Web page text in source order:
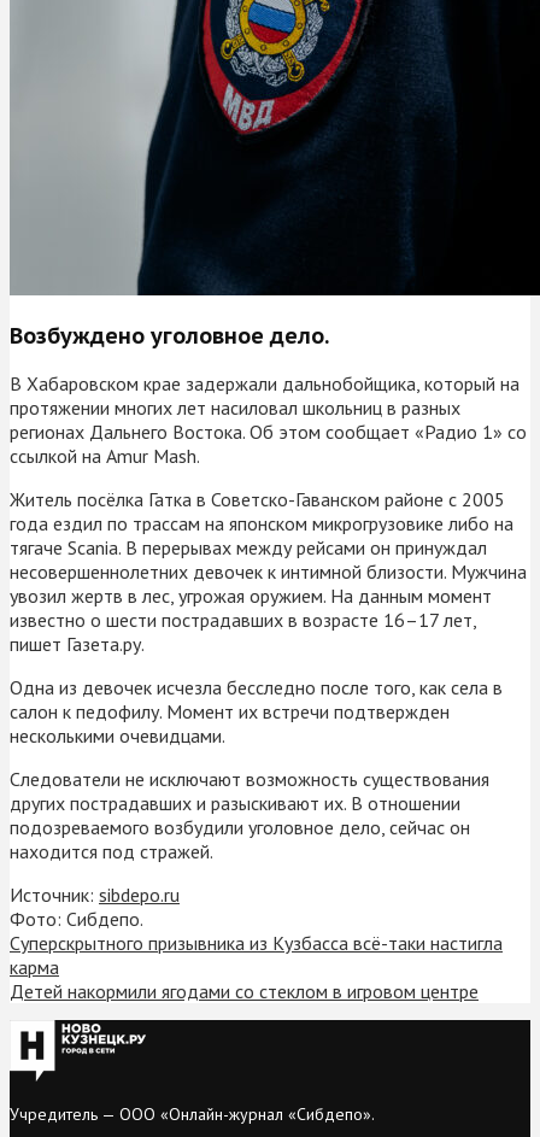
Возбуждено уголовное дело.
В Хабаровском крае задержали дальнобойщика, который на
протяжении многих лет насиловал школьниц в разных
регионах Дальнего Востока. Об этом сообщает «Радио 1» со
ссылкой на Amur Mash.
Житель посёлка Гатка в Советско-Гаванском районе с 2005
года ездил по трассам на японском микрогрузовике либо на
тягаче Scania. В перерывах между рейсами он принуждал
несовершеннолетних девочек к интимной близости. Мужчина
увозил жертв в лес, угрожая оружием. На данным момент
известно о шести пострадавших в возрасте 16–17 лет,
пишет Газета.ру.
Одна из девочек исчезла бесследно после того, как села в
салон к педофилу. Момент их встречи подтвержден
несколькими очевидцами.
Следователи не исключают возможность существования
других пострадавших и разыскивают их. В отношении
подозреваемого возбудили уголовное дело, сейчас он
находится под стражей.
Источник: sibdepo.ru
Фото: Сибдепо.
Суперскрытного призывника из Кузбасса всё-таки настигла
карма
Детей накормили ягодами со стеклом в игровом центре
Учредитель — ООО «Онлайн-журнал «Сибдепо».